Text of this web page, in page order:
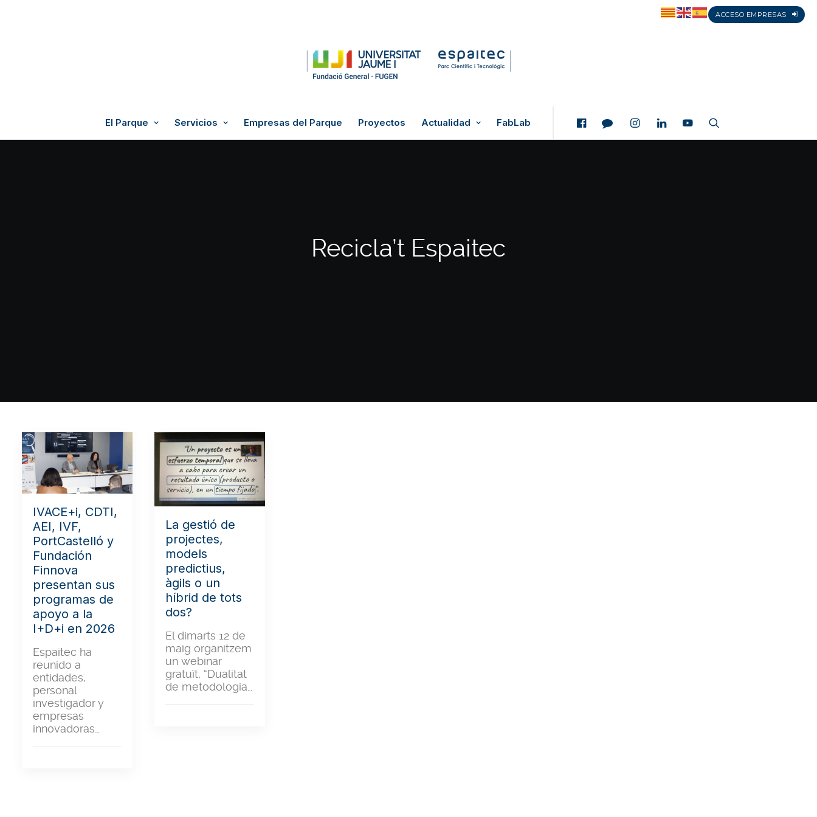
ACCESO EMPRESAS
El Parque Servicios Empresas del Parque Proyectos Actualidad FabLab
Recicla’t Espaitec
IVACE+i, CDTI,
AEI, IVF,
PortCastelló y
Fundación
Finnova
presentan sus
programas de
apoyo a la
I+D+i en 2026
Espaitec ha
reunido a
entidades,
personal
investigador y
empresas
innovadoras…
La gestió de
projectes,
models
predictius,
àgils o un
híbrid de tots
dos?
El dimarts 12 de
maig organitzem
un webinar
gratuït, “Dualitat
de metodologia…